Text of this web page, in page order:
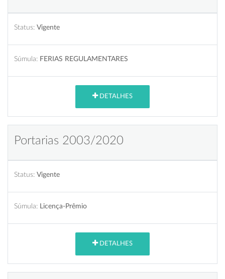
Status: Vigente
Súmula: FERIAS REGULAMENTARES
DETALHES
Portarias 2003/2020
Status: Vigente
Súmula: Licença-Prêmio
DETALHES